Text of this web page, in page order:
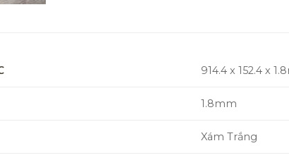
914.4 x 152.4 x
1.8mm
Xám Trắng